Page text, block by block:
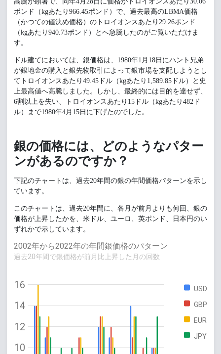
ポンド（kgあたり966.45ポンド）で、過去最高のLBMA価格
（かつての値決め価格）のトロイオンスあたり29.26ポンド
（kgあたり940.73ポンド）とへ急騰したのがご覧いただけま
す。
ドル建てにおいては、銀価格は、1980年1月18日にハント兄弟
が銀地金の購入と銀先物取引によって銀市場を支配しようとし
てトロイオンスあたり49.45ドル（kgあたり1,589.85ドル）と史
上最高値へ高騰しました。しかし、最終的には目的を達せず、
6割以上を失い、トロイオンスあたり15ドル（kgあたり482ド
ル）まで1980年4月15日に下げたのでした。
銀の価格には、どのようなパター
ンがあるのですか？
下記のチャートは、過去20年間の銀の年間価格パターンを示し
ています。
このチャートは、過去20年間に、各月が前月よりも何回、銀の
価格が上昇したかを、米ドル、ユーロ、英ポンド、日本円のい
ずれかで示しています。
2002年から2022年の年間銀価格のパターン
過去20年間で銀価格が前月比上昇した月の回数
USD
GBP
EUR
JPY
10
12
14
16